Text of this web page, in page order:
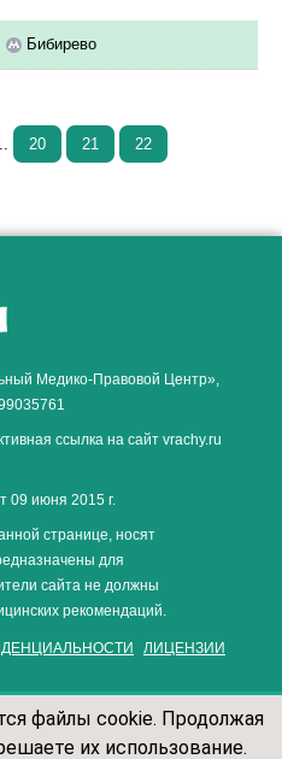
Бибирево
20 21 22
Медико-Правовой Центр»,
ссылка на сайт vrachy.ru
09 июня 2015 г.
странице, носят
для
сайта не должны
рекомендаций.
ЛИЦЕНЗИИ
файлы cookie. Продолжая
их использование.